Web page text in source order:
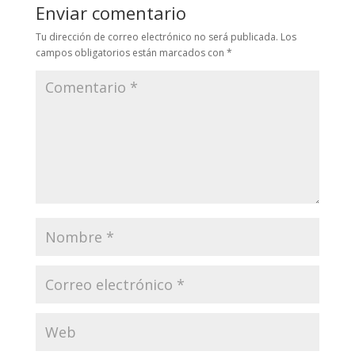
Enviar comentario
Tu dirección de correo electrónico no será publicada. Los
campos obligatorios están marcados con *